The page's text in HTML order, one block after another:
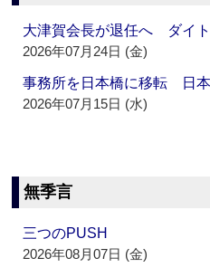
大津賀会長が退任へ ダイト
2026年07月24日 (金)
事務所を日本橋に移転 日
2026年07月15日 (水)
無季言
三つのPUSH
2026年08月07日 (金)